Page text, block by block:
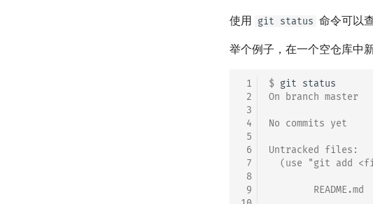
使用 git status 命令可以
举个例子，在一个空仓库中
1
2
3
4
5
6
7
8
9
$ git
On branch master
No commits yet
Untracked files:
(use "git add
        README.md